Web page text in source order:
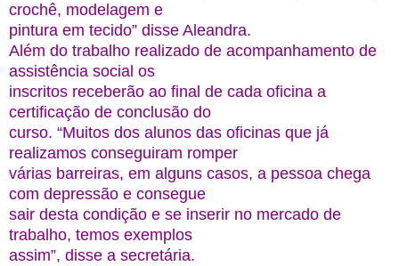
crochê, modelagem e
pintura em tecido” disse Aleandra.
Além do trabalho realizado de acompanhamento de
assistência social os
inscritos receberão ao final de cada oficina a
certificação de conclusão do
curso. “Muitos dos alunos das oficinas que já
realizamos conseguiram romper
várias barreiras, em alguns casos, a pessoa chega
com depressão e consegue
sair desta condição e se inserir no mercado de
trabalho, temos exemplos
assim”, disse a secretária.